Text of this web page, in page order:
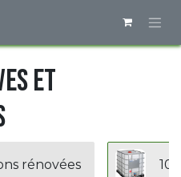
et
rénovées